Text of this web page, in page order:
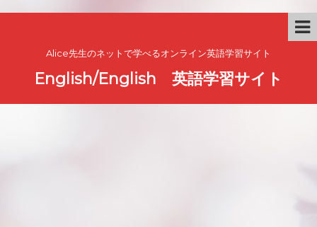
Alice先生のネットで学べるオンライン英語学習サイト
English/English 英語学習サイト